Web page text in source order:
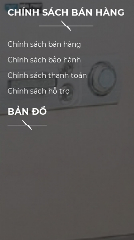
CHÍNH SÁCH BÁN HÀNG
Chính sách bán hàng
Chính sách bảo hành
Chính sách thanh toán
Chính sách hỗ trợ
BẢN ĐỒ